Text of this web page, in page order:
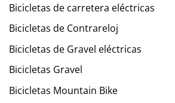
Bicicletas de carretera eléctricas
Bicicletas de Contrareloj
Bicicletas de Gravel eléctricas
Bicicletas Gravel
Bicicletas Mountain Bike